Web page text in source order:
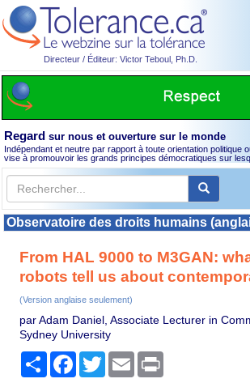
Directeur / Éditeur: Victor Teboul, Ph.D.
Regard sur nous et ouverture sur le monde
Indépendant et neutre par rapport à toute orientation politique
vise à promouvoir les grands principes démocratiques sur
Observatoire des droits humains
From HAL 9000 to M3GAN:
robots tell us about
(Version anglaise seulement)
par Adam Daniel, Associate Lecturer in
Sydney University
PartagerFacebook
TwitterEmail